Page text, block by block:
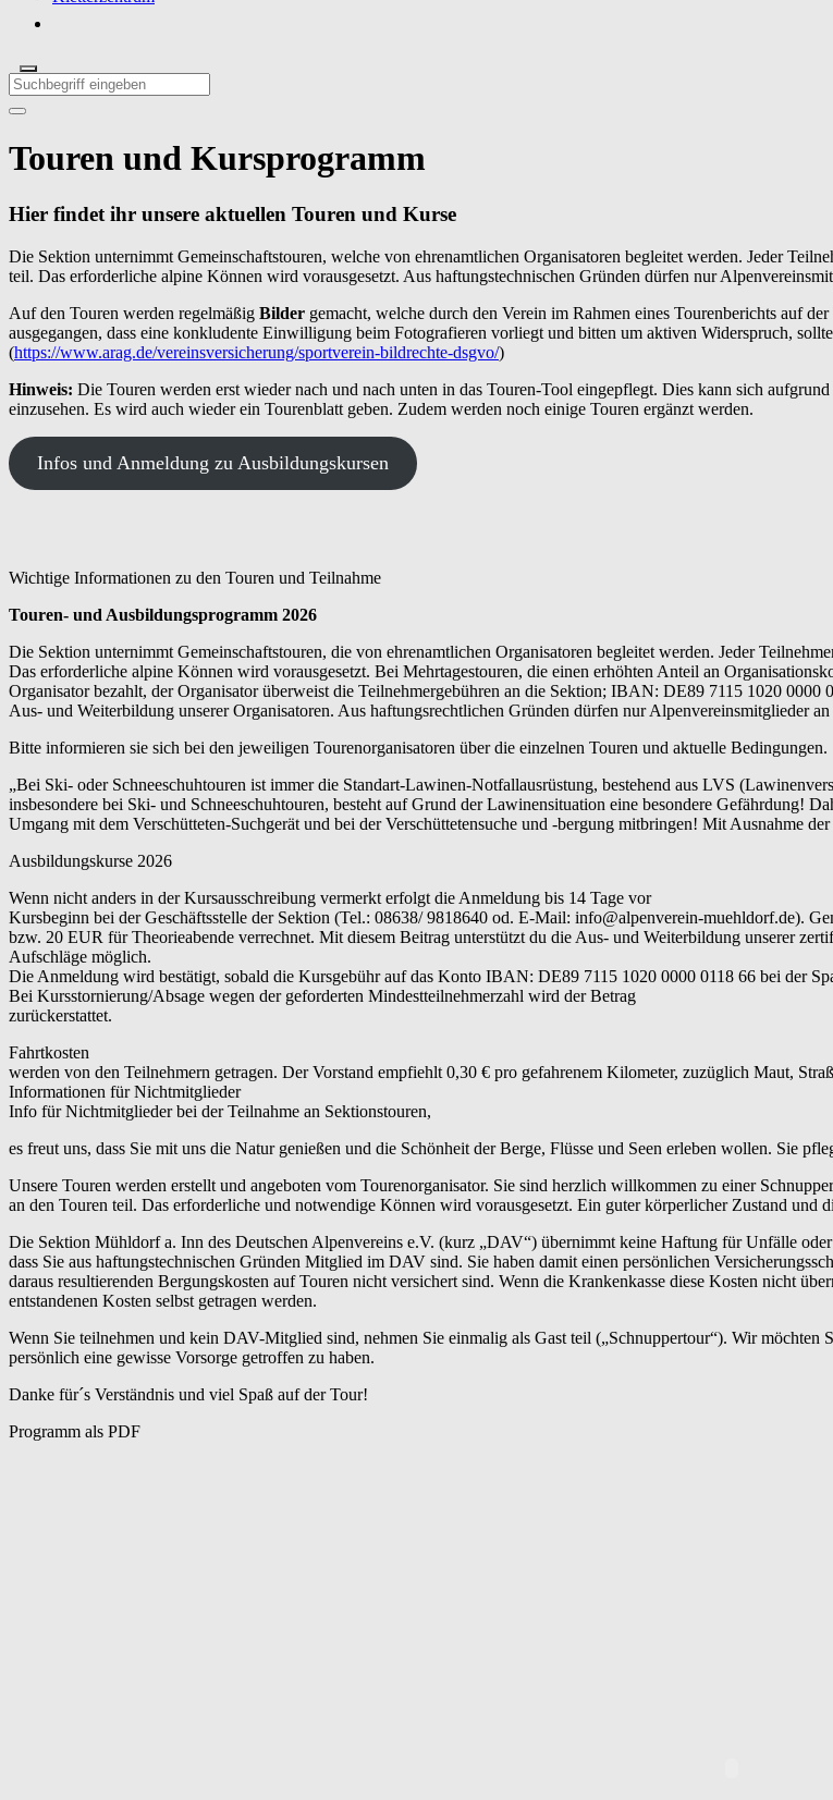
Touren und Kursprogramm
Hier findet ihr unsere aktuellen Touren und Kurse
Die Sektion unternimmt Gemeinschaftstouren, welche von ehrenamtlichen Organisatoren begleitet werden. Jeder
teil. Das erforderliche alpine Können wird vorausgesetzt. Aus haftungstechnischen Gründen dürfen nur
Auf den Touren werden regelmäßig Bilder gemacht, welche durch den Verein im Rahmen eines Tourenberichts auf der
ausgegangen, dass eine konkludente Einwilligung beim Fotografieren vorliegt und bitten um aktiven Widerspruch,
(https://www.arag.de/vereinsversicherung/sportverein-bildrechte-dsgvo/)
Hinweis: Die Touren werden erst wieder nach und nach unten in das Touren-Tool eingepflegt. Dies kann sich
einzusehen. Es wird auch wieder ein Tourenblatt geben. Zudem werden noch einige Touren ergänzt werden.
Infos und Anmeldung zu Ausbildungskursen
Wichtige Informationen zu den Touren und Teilnahme
Touren- und Ausbildungsprogramm 2026
Die Sektion unternimmt Gemeinschaftstouren, die von ehrenamtlichen Organisatoren begleitet werden. Jeder
Das erforderliche alpine Können wird vorausgesetzt. Bei Mehrtagestouren, die einen erhöhten Anteil an
Organisator bezahlt, der Organisator überweist die Teilnehmergebühren an die Sektion; IBAN: DE89 7115 1020
Aus- und Weiterbildung unserer Organisatoren. Aus haftungsrechtlichen Gründen dürfen nur Alpenvereinsmitglieder
Bitte informieren sie sich bei den jeweiligen Tourenorganisatoren über die einzelnen Touren und aktuelle Bedingungen.
„Bei Ski- oder Schneeschuhtouren ist immer die Standart-Lawinen-Notfallausrüstung, bestehend aus LVS
insbesondere bei Ski- und Schneeschuhtouren, besteht auf Grund der Lawinensituation eine besondere Gefährdung!
Umgang mit dem Verschütteten-Suchgerät und bei der Verschüttetensuche und -bergung mitbringen! Mit Ausnahme
Ausbildungskurse 2026
Wenn nicht anders in der Kursausschreibung vermerkt erfolgt die Anmeldung bis 14 Tage vor
Kursbeginn bei der Geschäftsstelle der Sektion (Tel.: 08638/ 9818640 od. E-Mail: info@alpenverein-muehldorf.de).
bzw. 20 EUR für Theorieabende verrechnet. Mit diesem Beitrag unterstützt du die Aus- und Weiterbildung unserer
Aufschläge möglich.
Die Anmeldung wird bestätigt, sobald die Kursgebühr auf das Konto IBAN: DE89 7115 1020 0000 0118 66 bei der
Bei Kursstornierung/Absage wegen der geforderten Mindestteilnehmerzahl wird der Betrag
zurückerstattet.
Fahrtkosten
werden von den Teilnehmern getragen. Der Vorstand empfiehlt 0,30 € pro gefahrenem Kilometer, zuzüglich Maut,
Informationen für Nichtmitglieder
Info für Nichtmitglieder bei der Teilnahme an Sektionstouren,
es freut uns, dass Sie mit uns die Natur genießen und die Schönheit der Berge, Flüsse und Seen erleben wollen. Sie
Unsere Touren werden erstellt und angeboten vom Tourenorganisator. Sie sind herzlich willkommen zu einer
an den Touren teil. Das erforderliche und notwendige Können wird vorausgesetzt. Ein guter körperlicher Zustand und
Die Sektion Mühldorf a. Inn des Deutschen Alpenvereins e.V. (kurz „DAV“) übernimmt keine Haftung für Unfälle
dass Sie aus haftungstechnischen Gründen Mitglied im DAV sind. Sie haben damit einen persönlichen
daraus resultierenden Bergungskosten auf Touren nicht versichert sind. Wenn die Krankenkasse diese Kosten nicht
entstandenen Kosten selbst getragen werden.
Wenn Sie teilnehmen und kein DAV-Mitglied sind, nehmen Sie einmalig als Gast teil („Schnuppertour“). Wir
persönlich eine gewisse Vorsorge getroffen zu haben.
Danke für´s Verständnis und viel Spaß auf der Tour!
Programm als PDF